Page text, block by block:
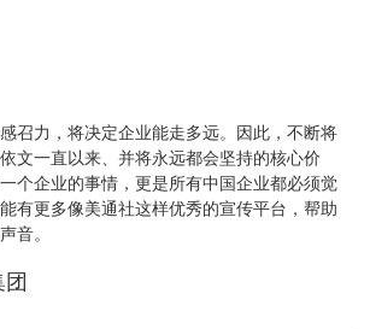
召力，将决定企业能走多远。因此，不断将
文一直以来、并将永远都会坚持的核心价
个企业的事情，更是所有中国企业都必须觉
有更多像美通社这样优秀的宣传平台，帮助
音。